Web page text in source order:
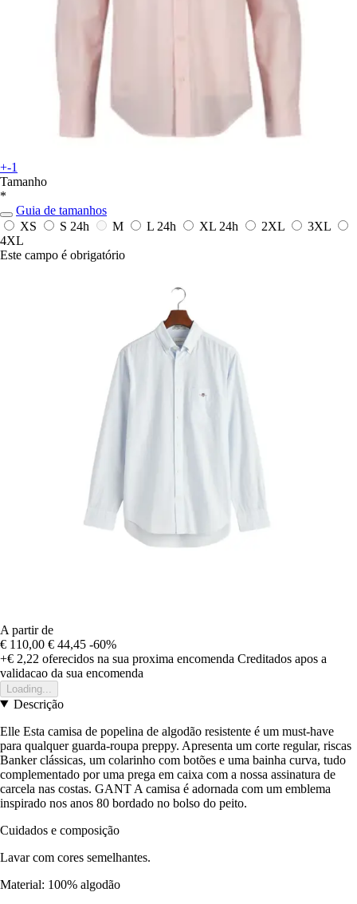
+-1
Tamanho
*
Guia de tamanhos
XS
S 24h M L 24h XL 24h 2XL
3XL
4XL
Este campo é obrigatório
A partir de
€ 110,00 € 44,45 -60%
+€ 2,22 oferecidos na sua proxima encomenda Creditados apos a
validacao da sua encomenda
Loading...
Descrição
Elle Esta camisa de popelina de algodão resistente é um must-have
para qualquer guarda-roupa preppy. Apresenta um corte regular, riscas
Banker clássicas, um colarinho com botões e uma bainha curva, tudo
complementado por uma prega em caixa com a nossa assinatura de
carcela nas costas. GANT A camisa é adornada com um emblema
inspirado nos anos 80 bordado no bolso do peito.
Cuidados e composição
Lavar com cores semelhantes.
Material: 100% algodão